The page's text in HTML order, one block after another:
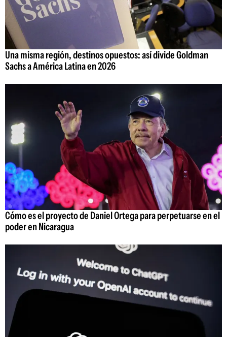
Una misma región, destinos opuestos: así divide Goldman
Sachs a América Latina en 2026
Cómo es el proyecto de Daniel Ortega para perpetuarse en el
poder en Nicaragua